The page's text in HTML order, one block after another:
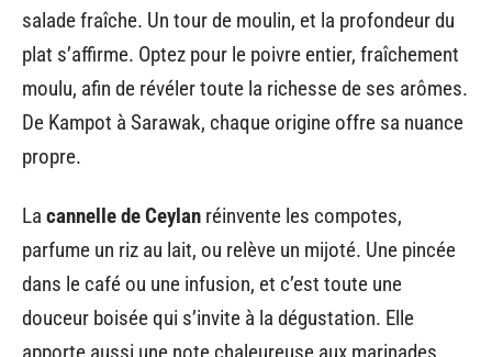
salade fraîche. Un tour de moulin, et la profondeur du
plat s’affirme. Optez pour le poivre entier, fraîchement
moulu, afin de révéler toute la richesse de ses arômes.
De Kampot à Sarawak, chaque origine offre sa nuance
propre.
La cannelle de Ceylan réinvente les compotes,
parfume un riz au lait, ou relève un mijoté. Une pincée
dans le café ou une infusion, et c’est toute une
douceur boisée qui s’invite à la dégustation. Elle
apporte aussi une note chaleureuse aux marinades.